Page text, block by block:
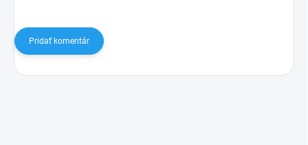
Pridať komentár